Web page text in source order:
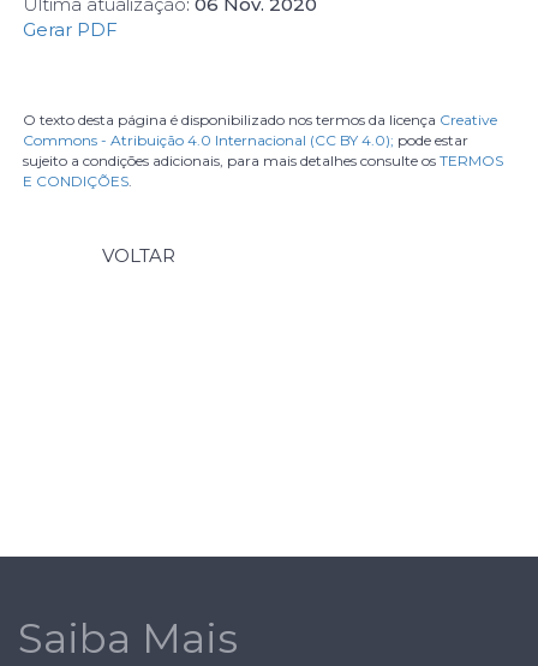
Gerar PDF
O texto desta página é disponibilizado nos termos da licença Creative
Commons - Atribuição 4.0 Internacional (CC BY 4.0); pode estar
sujeito a condições adicionais, para mais detalhes consulte os TERMOS
E CONDIÇÕES.
VOLTAR
Saiba Mais